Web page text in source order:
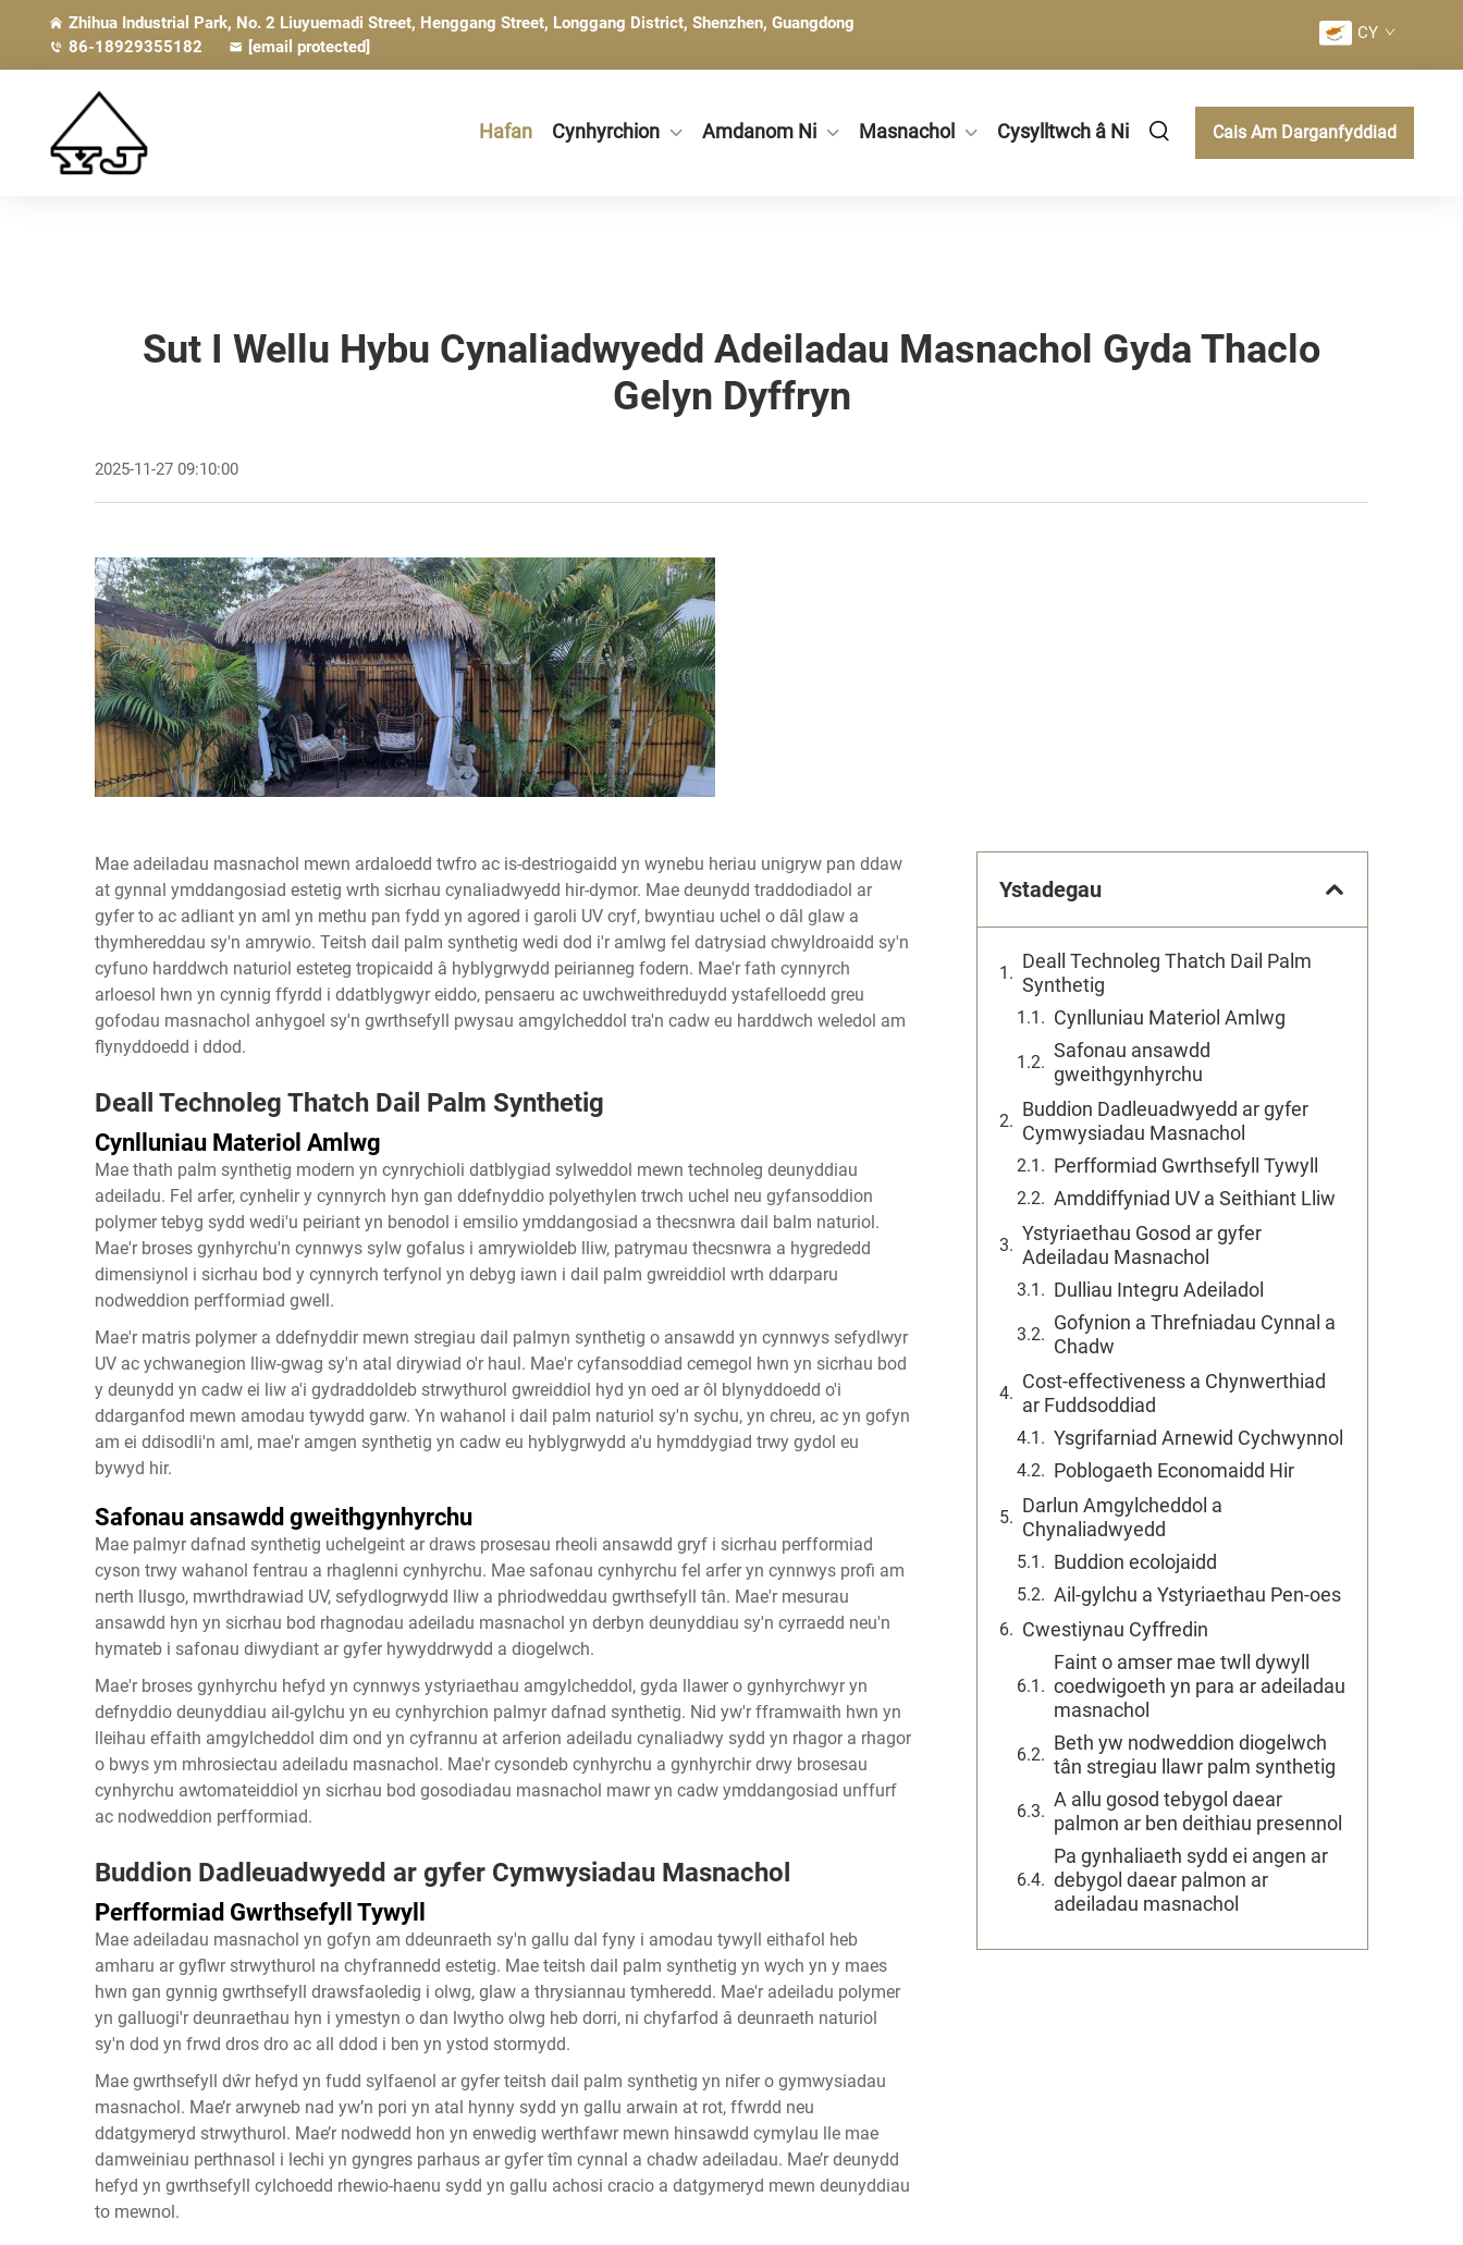
Zhihua Industrial Park, No. 2 Liuyuemadi Street, Henggang Street, Longgang District, Shenzhen, Guangdong
86-18929355182
[email protected]
CY
Hafan Cynhyrchion Amdanom Ni Masnachol Cysylltwch â Ni Cais Am Darganfyddiad
Sut I Wellu Hybu Cynaliadwyedd Adeiladau Masnachol Gyda Thaclo
Gelyn Dyffryn
2025-11-27 09:10:00
Mae adeiladau masnachol mewn ardaloedd twfro ac is-destriogaidd yn wynebu heriau unigryw pan ddaw
at gynnal ymddangosiad estetig wrth sicrhau cynaliadwyedd hir-dymor. Mae deunydd traddodiadol ar
gyfer to ac adliant yn aml yn methu pan fydd yn agored i garoli UV cryf, bwyntiau uchel o dâl glaw a
thymhereddau sy'n amrywio. Teitsh dail palm synthetig wedi dod i'r amlwg fel datrysiad chwyldroaidd sy'n
cyfuno harddwch naturiol esteteg tropicaidd â hyblygrwydd peirianneg fodern. Mae'r fath cynnyrch
arloesol hwn yn cynnig ffyrdd i ddatblygwyr eiddo, pensaeru ac uwchweithreduydd ystafelloedd greu
gofodau masnachol anhygoel sy'n gwrthsefyll pwysau amgylcheddol tra'n cadw eu harddwch weledol am
flynyddoedd i ddod.
Deall Technoleg Thatch Dail Palm Synthetig
Cynlluniau Materiol Amlwg
Mae thath palm synthetig modern yn cynrychioli datblygiad sylweddol mewn technoleg deunyddiau
adeiladu. Fel arfer, cynhelir y cynnyrch hyn gan ddefnyddio polyethylen trwch uchel neu gyfansoddion
polymer tebyg sydd wedi'u peiriant yn benodol i emsilio ymddangosiad a thecsnwra dail balm naturiol.
Mae'r broses gynhyrchu'n cynnwys sylw gofalus i amrywioldeb lliw, patrymau thecsnwra a hygrededd
dimensiynol i sicrhau bod y cynnyrch terfynol yn debyg iawn i dail palm gwreiddiol wrth ddarparu
nodweddion perfformiad gwell.
Mae'r matris polymer a ddefnyddir mewn stregiau dail palmyn synthetig o ansawdd yn cynnwys sefydlwyr
UV ac ychwanegion lliw-gwag sy'n atal dirywiad o'r haul. Mae'r cyfansoddiad cemegol hwn yn sicrhau bod
y deunydd yn cadw ei liw a'i gydraddoldeb strwythurol gwreiddiol hyd yn oed ar ôl blynyddoedd o'i
ddarganfod mewn amodau tywydd garw. Yn wahanol i dail palm naturiol sy'n sychu, yn chreu, ac yn gofyn
am ei ddisodli'n aml, mae'r amgen synthetig yn cadw eu hyblygrwydd a'u hymddygiad trwy gydol eu
bywyd hir.
Safonau ansawdd gweithgynhyrchu
Mae palmyr dafnad synthetig uchelgeint ar draws prosesau rheoli ansawdd gryf i sicrhau perfformiad
cyson trwy wahanol fentrau a rhaglenni cynhyrchu. Mae safonau cynhyrchu fel arfer yn cynnwys profi am
nerth llusgo, mwrthdrawiad UV, sefydlogrwydd lliw a phriodweddau gwrthsefyll tân. Mae'r mesurau
ansawdd hyn yn sicrhau bod rhagnodau adeiladu masnachol yn derbyn deunyddiau sy'n cyrraedd neu'n
hymateb i safonau diwydiant ar gyfer hywyddrwydd a diogelwch.
Mae'r broses gynhyrchu hefyd yn cynnwys ystyriaethau amgylcheddol, gyda llawer o gynhyrchwyr yn
defnyddio deunyddiau ail-gylchu yn eu cynhyrchion palmyr dafnad synthetig. Nid yw'r fframwaith hwn yn
lleihau effaith amgylcheddol dim ond yn cyfrannu at arferion adeiladu cynaliadwy sydd yn rhagor a rhagor
o bwys ym mhrosiectau adeiladu masnachol. Mae'r cysondeb cynhyrchu a gynhyrchir drwy brosesau
cynhyrchu awtomateiddiol yn sicrhau bod gosodiadau masnachol mawr yn cadw ymddangosiad unffurf
ac nodweddion perfformiad.
Buddion Dadleuadwyedd ar gyfer Cymwysiadau Masnachol
Perfformiad Gwrthsefyll Tywyll
Mae adeiladau masnachol yn gofyn am ddeunraeth sy'n gallu dal fyny i amodau tywyll eithafol heb
amharu ar gyflwr strwythurol na chyfrannedd estetig. Mae teitsh dail palm synthetig yn wych yn y maes
hwn gan gynnig gwrthsefyll drawsfaoledig i olwg, glaw a thrysiannau tymheredd. Mae'r adeiladu polymer
yn galluogi'r deunraethau hyn i ymestyn o dan lwytho olwg heb dorri, ni chyfarfod â deunraeth naturiol
sy'n dod yn frwd dros dro ac all ddod i ben yn ystod stormydd.
Mae gwrthsefyll dŵr hefyd yn fudd sylfaenol ar gyferteitsh dail palm synthetig yn nifer o gymwysiadau
masnachol. Mae’r arwyneb nad yw’n pori yn atal hynny sydd yn gallu arwain at rot, ffwrdd neu
ddatgymeryd strwythurol. Mae’r nodwedd hon yn enwedig werthfawr mewn hinsawdd cymylau lle mae
damweiniau perthnasol i lechi yn gyngres parhaus ar gyfer tîm cynnal a chadw adeiladau. Mae’r deunydd
hefyd yn gwrthsefyll cylchoedd rhewio-haenu sydd yn gallu achosi cracio a datgymeryd mewn deunyddiau
to mewnol.
Ystadegau
Deall Technoleg Thatch Dail Palm
Synthetig
Cynlluniau Materiol Amlwg
Safonau ansawdd
gweithgynhyrchu
Buddion Dadleuadwyedd ar gyfer
Cymwysiadau Masnachol
Perfformiad Gwrthsefyll Tywyll
Amddiffyniad UV a Seithiant Lliw
Ystyriaethau Gosod ar gyfer
Adeiladau Masnachol
Dulliau Integru Adeiladol
Gofynion a Threfniadau Cynnal a
Chadw
Cost-effectiveness a Chynwerthiad
ar Fuddsoddiad
Ysgrifarniad Arnewid Cychwynnol
Poblogaeth Economaidd Hir
Darlun Amgylcheddol a
Chynaliadwyedd
Buddion ecolojaidd
Ail-gylchu a Ystyriaethau Pen-oes
Cwestiynau Cyffredin
Faint o amser mae twll dywyll
coedwigoeth yn para ar adeiladau
masnachol
Beth yw nodweddion diogelwch
tân stregiau llawr palm synthetig
A allu gosod tebygol daear
palmon ar ben deithiau presennol
Pa gynhaliaeth sydd ei angen ar
debygol daear palmon ar
adeiladau masnachol